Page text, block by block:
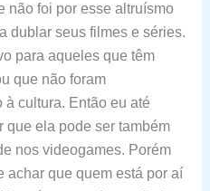
não foi por esse altruísmo
dublar seus filmes e séries.
para aqueles que têm
que não foram
cultura. Então eu até
que ela pode ser também
nos videogames. Porém
achar que quem está por aí